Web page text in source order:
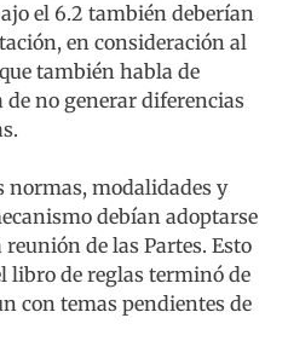
el 6.2 también deberían
en consideración al
también habla de
no generar diferencias
normas, modalidades y
debían adoptarse
de las Partes. Esto
libro de reglas terminó de
con temas pendientes de